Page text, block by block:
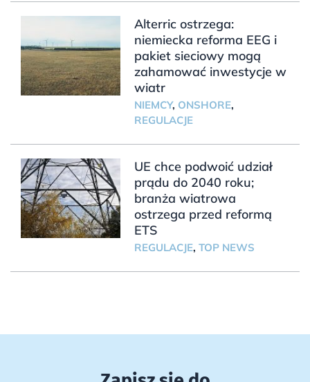
Alterric ostrzega:
niemiecka reforma EEG i
pakiet sieciowy mogą
zahamować inwestycje w
wiatr
NIEMCY, ONSHORE,
REGULACJE
UE chce podwoić udział
prądu do 2040 roku;
branża wiatrowa
ostrzega przed reformą
ETS
REGULACJE, TOP NEWS